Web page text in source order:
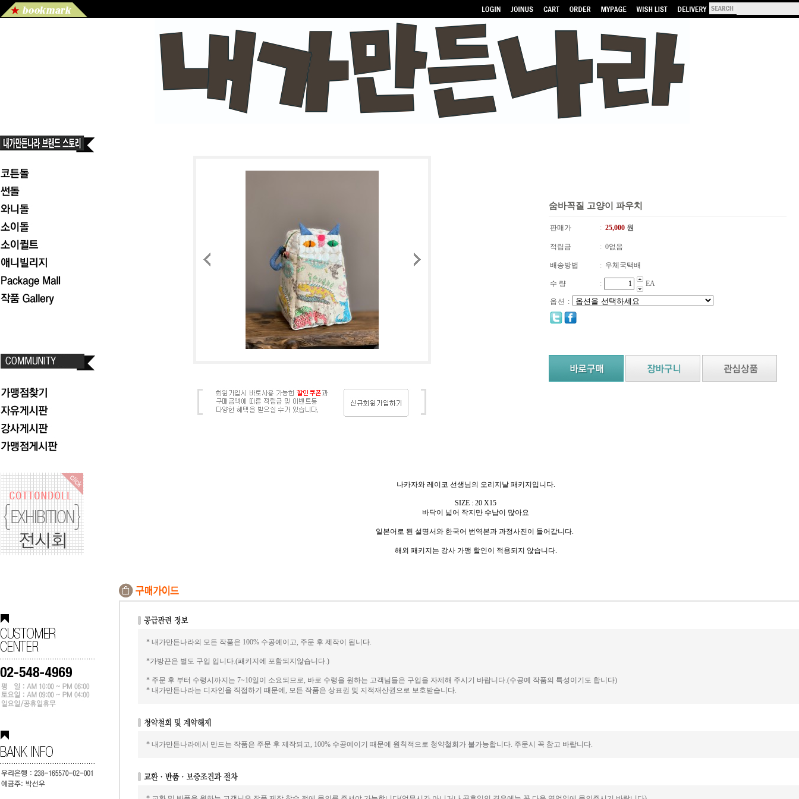
숨바꼭질 고양이 파우치
판매가 : 25,000원
적립금 : 0없음
배송방법 : 우체국택배
수 량 : EA
옵션 :
나카자와 레이코 선생님의 오리지날 패키지입니다.
SIZE : 20 X15
바닥이 넓어 작지만 수납이 많아요
일본어로 된 설명서와 한국어 번역본과 과정사진이 들어갑니다.
해외 패키지는 강사 가맹 할인이 적용되지 않습니다.
* 내가만든나라의 모든 작품은 100% 수공예이고, 주문 후 제작이 됩니다.
*가방끈은 별도 구입 입니다.(패키지에 포함되지않습니다.)
* 주문 후 부터 수령시까지는 7~10일이 소요되므로, 바로 수령을 원하는 고객님들은 구입을 자제해 주시기 바랍니다.(수공예 작품의 특성이기도 합니다)
* 내가만든나라는 디자인을 직접하기 때문에, 모든 작품은 상표권 및 지적재산권으로 보호받습니다.
* 내가만든나라에서 만드는 작품은 주문 후 제작되고, 100% 수공예이기 때문에 원칙적으로 청약철회가 불가능합니다. 주문시 꼭 참고 바랍니다.